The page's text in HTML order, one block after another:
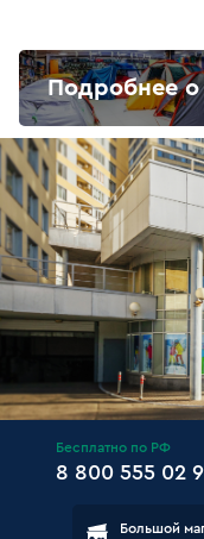
Подробнее о
Бесплатно по РФ
8 800 555 02
Большой